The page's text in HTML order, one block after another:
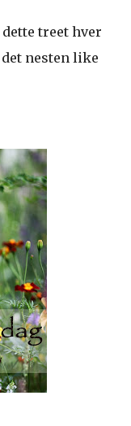
treet hver
nesten like